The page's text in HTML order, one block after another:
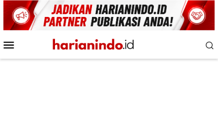
Loncat
ke
konten
Mobile